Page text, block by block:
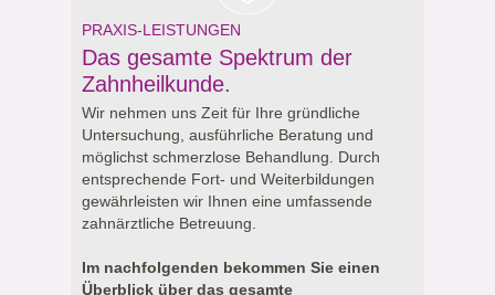
PRAXIS-LEISTUNGEN
Das gesamte Spektrum der
Zahnheilkunde.
Wir nehmen uns Zeit für Ihre gründliche
Untersuchung, ausführliche Beratung und
möglichst schmerzlose Behandlung. Durch
entsprechende Fort- und Weiterbildungen
gewährleisten wir Ihnen eine umfassende
zahnärztliche Betreuung.
Im nachfolgenden bekommen Sie einen
Überblick über das gesamte